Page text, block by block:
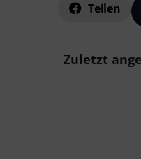
Teilen
Zuletzt